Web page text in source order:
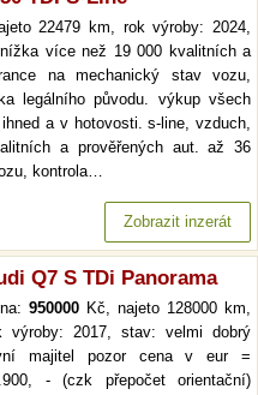
22479 km, rok výroby: 2024,
více než 19 000 kvalitních a
na mechanický stav vozu,
legálního původu. výkup všech
a v hotovosti. s-line, vzduch,
a prověřených aut. až 36
kontrola…
Zobrazit inzerát
Q7 S TDi Panorama
950000 Kč, najeto 128000 km,
výroby: 2017, stav: velmi dobrý
majitel pozor cena v eur =
- (czk přepočet orientační)